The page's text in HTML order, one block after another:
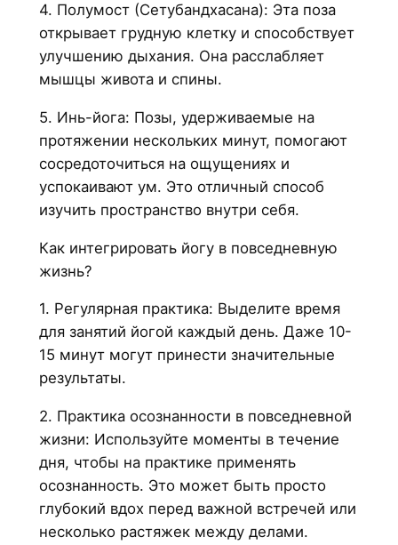
4. Полумост (Сетубандхасана): Эта поза
открывает грудную клетку и способствует
улучшению дыхания. Она расслабляет
мышцы живота и спины.
5. Инь-йога: Позы, удерживаемые на
протяжении нескольких минут, помогают
сосредоточиться на ощущениях и
успокаивают ум. Это отличный способ
изучить пространство внутри себя.
Как интегрировать йогу в повседневную
жизнь?
1. Регулярная практика: Выделите время
для занятий йогой каждый день. Даже 10-
15 минут могут принести значительные
результаты.
2. Практика осознанности в повседневной
жизни: Используйте моменты в течение
дня, чтобы на практике применять
осознанность. Это может быть просто
глубокий вдох перед важной встречей или
несколько растяжек между делами.